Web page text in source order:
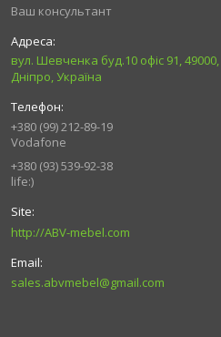
Ваш консультант
вул. Шевченка буд.10 офіс 91, 49000,
Дніпро, Україна
+380 (99) 212-89-19
Vodafone
+380 (93) 539-92-38
life:)
http://ABV-mebel.com
sales.abvmebel@gmail.com